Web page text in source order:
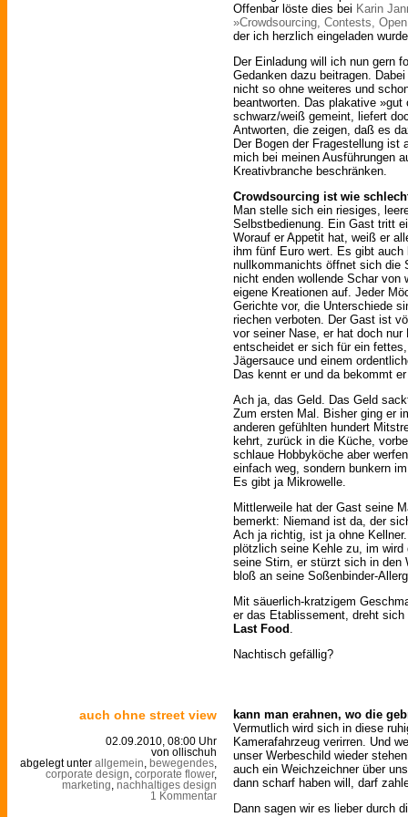
Offenbar löste dies bei Karin
»Crowdsourcing, Contests,
der ich herzlich eingeladen
Der Einladung will ich nun gern
Gedanken dazu beitragen.
nicht so ohne weiteres und
beantworten. Das plakative
schwarz/weiß gemeint, liefert
Antworten, die zeigen, daß es
Der Bogen der Fragestellung ist
mich bei meinen Ausführungen
Kreativbranche beschränken.
Crowdsourcing ist wie
Man stelle sich ein riesiges,
Selbstbedienung. Ein Gast tritt
Worauf er Appetit hat, weiß er
ihm fünf Euro wert. Es gibt
nullkommanichts öffnet sich die
nicht enden wollende Schar von
eigene Kreationen auf. Jeder
Gerichte vor, die Unterschiede
riechen verboten. Der Gast ist
vor seiner Nase, er hat doch
entscheidet er sich für ein
Jägersauce und einem
Das kennt er und da bekommt
Ach ja, das Geld. Das Geld
Zum ersten Mal. Bisher ging er
anderen gefühlten hundert
kehrt, zurück in die Küche,
schlaue Hobbyköche aber
einfach weg, sondern bunkern
Es gibt ja Mikrowelle.
Mittlerweile hat der Gast seine
bemerkt: Niemand ist da, der
Ach ja richtig, ist ja ohne
plötzlich seine Kehle zu, im
seine Stirn, er stürzt sich in den
bloß an seine Soßenbinder-
Mit säuerlich-kratzigem
er das Etablissement, dreht
Last Food
Nachtisch gefällig?
auch ohne street view
02.09.2010, 08:00 Uhr
von ollischuh
abgelegt unter allgemein bewegendes
corporate design corporate flower,
marketing nachhaltiges design
1 Kommentar
kann man erahnen, wo die
Vermutlich wird sich in diese
Kamerafahrzeug verirren. Und
unser Werbeschild wieder
auch ein Weichzeichner über
dann scharf haben will, darf
Dann sagen wir es lieber durch